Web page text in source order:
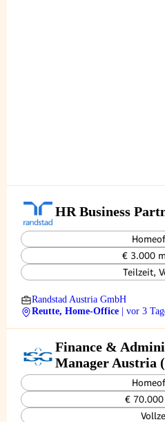
HR Business
€ 3.000
Teilzeit,
Randstad Austria GmbH
Reutte, Home-Office
| vor 3
Finance &
Manager Austria
€